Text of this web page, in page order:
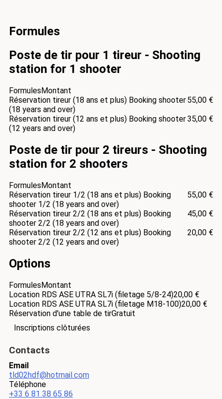
Formules
Poste de tir pour 1 tireur - Shooting
station for 1 shooter
FormulesMontant
Réservation tireur (18 ans et plus) Booking shooter
(18 years and over)
55,00 €
Réservation tireur (12 ans et plus) Booking shooter
(12 years and over)
35,00 €
Poste de tir pour 2 tireurs - Shooting
station for 2 shooters
FormulesMontant
Réservation tireur 1/2 (18 ans et plus) Booking
shooter 1/2 (18 years and over)
55,00 €
Réservation tireur 2/2 (18 ans et plus) Booking
shooter 2/2 (18 years and over)
45,00 €
Réservation tireur 2/2 (12 ans et plus) Booking
shooter 2/2 (12 years and over)
20,00 €
Options
FormulesMontant
Location RDS ASE UTRA SL7i (filetage 5/8-24)20,00 €
Location RDS ASE UTRA SL7i (filetage M18-100)20,00 €
Réservation d'une table de tirGratuit
Inscriptions clôturées
Contacts
Email
tld02hdf@hotmail.com
Téléphone
+33 6 81 38 65 86